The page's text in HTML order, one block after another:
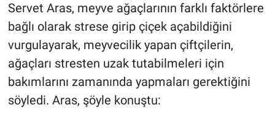
Servet Aras, meyve ağaçlarının farklı faktörlere
bağlı olarak strese girip çiçek açabildiğini
vurgulayarak, meyvecilik yapan çiftçilerin,
ağaçları stresten uzak tutabilmeleri için
bakımlarını zamanında yapmaları gerektiğini
söyledi. Aras, şöyle konuştu:
Kültür Sanat
Ne demişti
Nedir
Popüler